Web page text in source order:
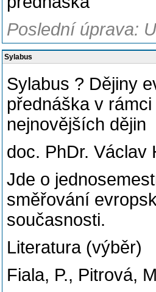
Poslední úprava:
Sylabus
Sylabus ? Dějiny
přednáška v
nejnovějších dějin
doc. PhDr. Václav
Jde o
směřování
současnosti.
Literatura (výběr)
Fiala, P., Pitrová,